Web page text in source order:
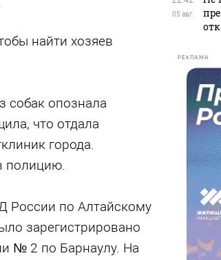
найти хозяев
собак опознала
что отдала
города.
полицию.
России по Алтайскому
зарегистрировано
№ 2 по Барнаулу. На
05 авг.
РЕКЛАМА